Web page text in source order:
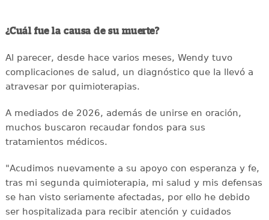
¿Cuál fue la causa de su muerte?
Al parecer, desde hace varios meses, Wendy tuvo
complicaciones de salud, un diagnóstico que la llevó a
atravesar por quimioterapias.
A mediados de 2026, además de unirse en oración,
muchos buscaron recaudar fondos para sus
tratamientos médicos.
"Acudimos nuevamente a su apoyo con esperanza y fe,
tras mi segunda quimioterapia, mi salud y mis defensas
se han visto seriamente afectadas, por ello he debido
ser hospitalizada para recibir atención y cuidados